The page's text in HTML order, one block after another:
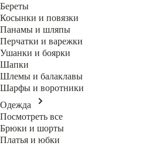
Береты
Косынки и повязки
Панамы и шляпы
Перчатки и варежки
Ушанки и боярки
Шапки
Шлемы и балаклавы
Шарфы и воротники
Одежда
Посмотреть все
Брюки и шорты
Платья и юбки